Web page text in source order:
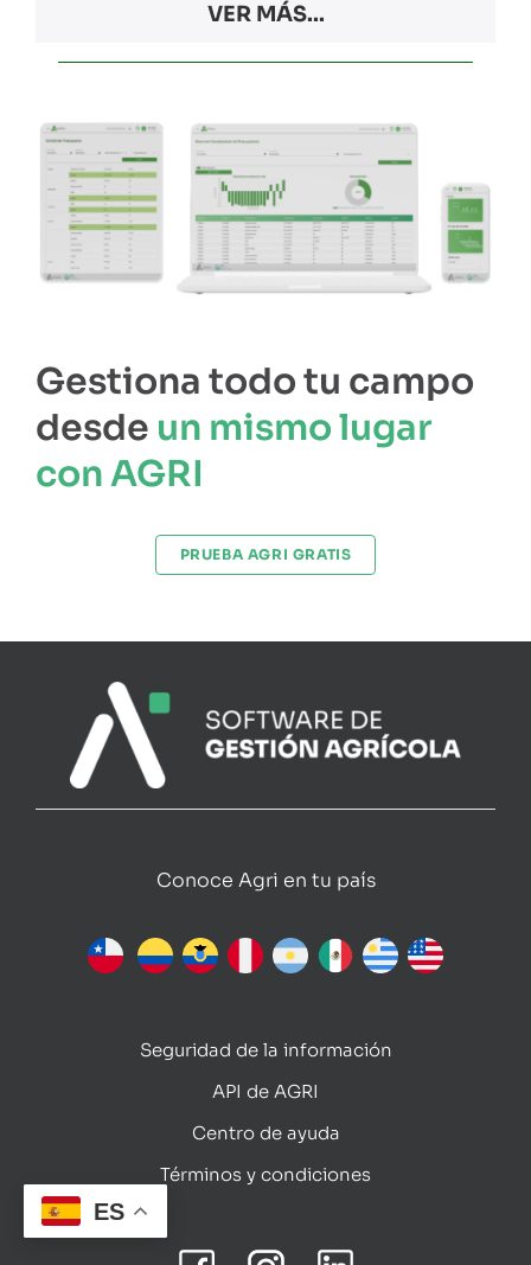
VER MÁS...
Gestiona todo tu campo
desde un mismo lugar
con AGRI
PRUEBA AGRI GRATIS
Conoce Agri en tu país
Seguridad de la información
API de AGRI
Centro de ayuda
Términos y condiciones
ES